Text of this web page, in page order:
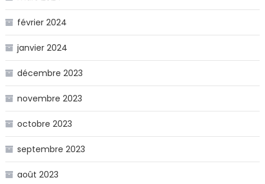
février 2024
janvier 2024
décembre 2023
novembre 2023
octobre 2023
septembre 2023
août 2023